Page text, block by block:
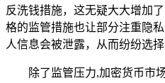
反洗钱措施，这无疑大大增加
格的监管措施也让部分注重隐
人信息会被泄露，从而纷纷选择
除了监管压力,加密货币市